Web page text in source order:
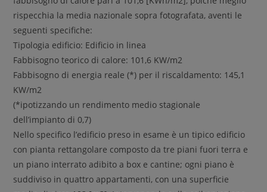
rispecchia la media nazionale sopra fotografata, aventi le
seguenti specifiche:
Tipologia edificio: Edificio in linea
Fabbisogno teorico di calore: 101,6 KW/m2
Fabbisogno di energia reale (*) per il riscaldamento: 145,1
KW/m2
(*ipotizzando un rendimento medio stagionale
dell’impianto di 0,7)
Nello specifico l’edificio preso in esame è un tipico edificio
con pianta rettangolare composto da tre piani fuori terra e
un piano interrato adibito a box e cantine; ogni piano è
suddiviso in quattro appartamenti, con una superficie